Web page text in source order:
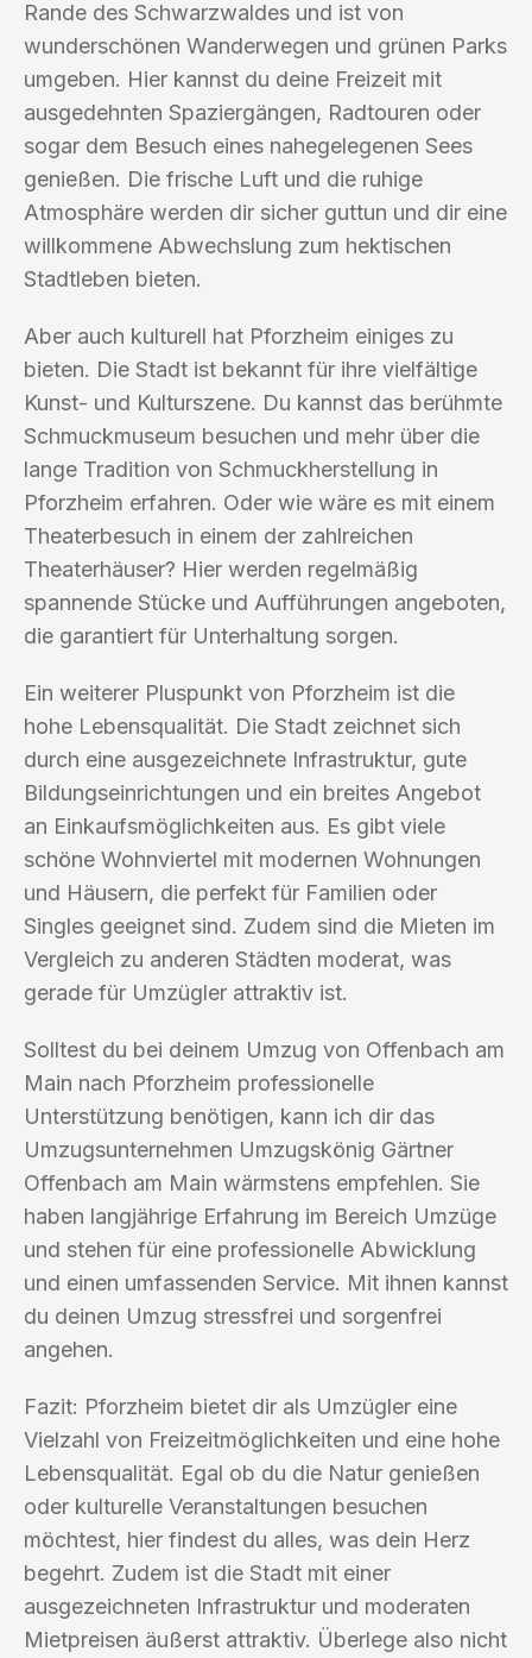
Rande des Schwarzwaldes und ist von
wunderschönen Wanderwegen und grünen Parks
umgeben. Hier kannst du deine Freizeit mit
ausgedehnten Spaziergängen, Radtouren oder
sogar dem Besuch eines nahegelegenen Sees
genießen. Die frische Luft und die ruhige
Atmosphäre werden dir sicher guttun und dir eine
willkommene Abwechslung zum hektischen
Stadtleben bieten.
Aber auch kulturell hat Pforzheim einiges zu
bieten. Die Stadt ist bekannt für ihre vielfältige
Kunst- und Kulturszene. Du kannst das berühmte
Schmuckmuseum besuchen und mehr über die
lange Tradition von Schmuckherstellung in
Pforzheim erfahren. Oder wie wäre es mit einem
Theaterbesuch in einem der zahlreichen
Theaterhäuser? Hier werden regelmäßig
spannende Stücke und Aufführungen angeboten,
die garantiert für Unterhaltung sorgen.
Ein weiterer Pluspunkt von Pforzheim ist die
hohe Lebensqualität. Die Stadt zeichnet sich
durch eine ausgezeichnete Infrastruktur, gute
Bildungseinrichtungen und ein breites Angebot
an Einkaufsmöglichkeiten aus. Es gibt viele
schöne Wohnviertel mit modernen Wohnungen
und Häusern, die perfekt für Familien oder
Singles geeignet sind. Zudem sind die Mieten im
Vergleich zu anderen Städten moderat, was
gerade für Umzügler attraktiv ist.
Solltest du bei deinem Umzug von Offenbach am
Main nach Pforzheim professionelle
Unterstützung benötigen, kann ich dir das
Umzugsunternehmen Umzugskönig Gärtner
Offenbach am Main wärmstens empfehlen. Sie
haben langjährige Erfahrung im Bereich Umzüge
und stehen für eine professionelle Abwicklung
und einen umfassenden Service. Mit ihnen kannst
du deinen Umzug stressfrei und sorgenfrei
angehen.
Fazit: Pforzheim bietet dir als Umzügler eine
Vielzahl von Freizeitmöglichkeiten und eine hohe
Lebensqualität. Egal ob du die Natur genießen
oder kulturelle Veranstaltungen besuchen
möchtest, hier findest du alles, was dein Herz
begehrt. Zudem ist die Stadt mit einer
ausgezeichneten Infrastruktur und moderaten
Mietpreisen äußerst attraktiv. Überlege also nicht